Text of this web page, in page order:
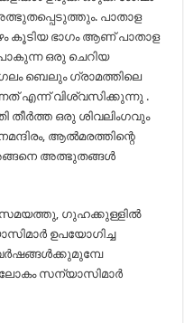
പാതാള
കൂടിയ ഭാഗം ആണ് പാതാള
ഒരു ചെറിയ
ബെലും ഗ്രാമത്തിലെ
എന്ന് വിശ്വസിക്കുന്നു .
തീർത്ത ഒരു ശിവലിംഗവും
ആൽമരത്തിന്റെ
അത്ഭുതങ്ങൾ
സമയത്തു, ഗുഹക്കുള്ളിൽ
ഉപയോഗിച്ച
വർഷങ്ങൾക്കുമുമ്പേ
സന്യാസിമാർ